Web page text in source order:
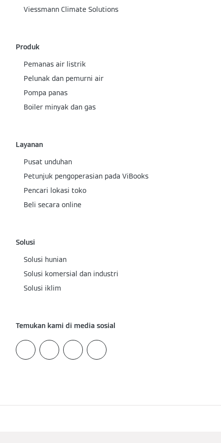
Viessmann Climate Solutions
Produk
Pemanas air listrik
Pelunak dan pemurni air
Pompa panas
Boiler minyak dan gas
Layanan
Pusat unduhan
Petunjuk pengoperasian pada ViBooks
Pencari lokasi toko
Beli secara online
Solusi
Solusi hunian
Solusi komersial dan industri
Solusi iklim
Temukan kami di media sosial